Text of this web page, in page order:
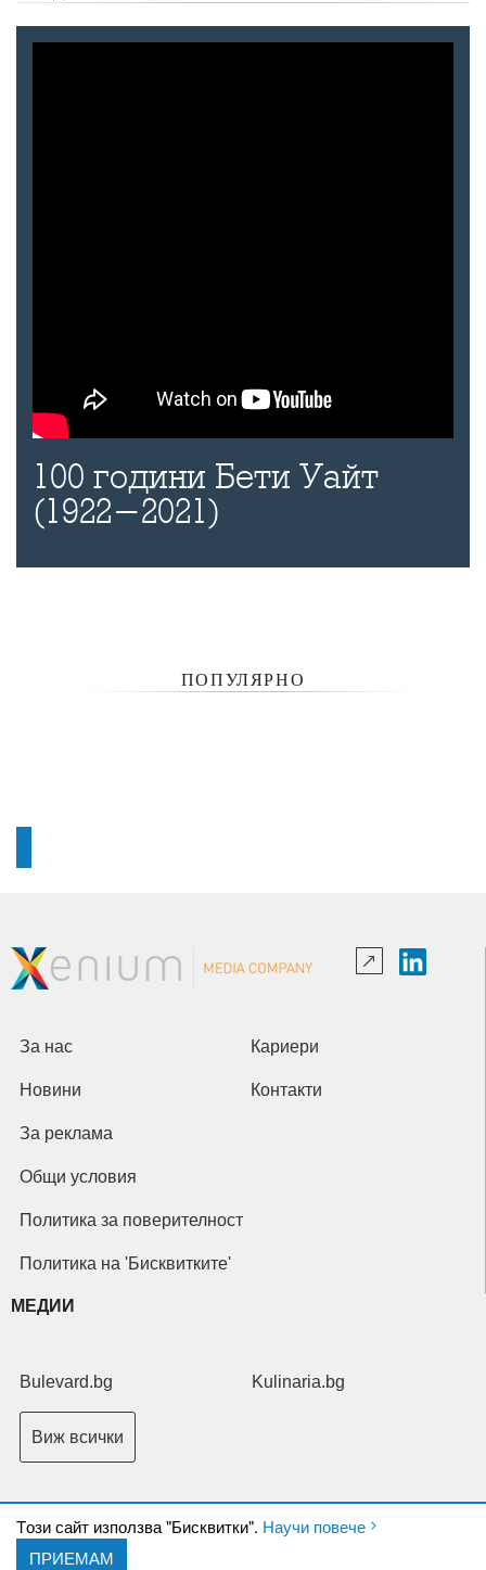
100 години Бети Уайт
(1922-2021)
ПОПУЛЯРНО
Tози сайт използва "Бисквитки". Научи повече
ПРИЕМАМ
За нас Кариери
Новини Контакти
За реклама
Общи условия
Политика за поверителност
Политика на 'Бисквитките'
МЕДИИ
Bulevard.bg Kulinaria.bg
Виж всички
Copyright © 2026 Ксениум ООД. Всички права запазени.